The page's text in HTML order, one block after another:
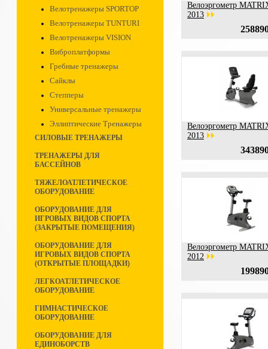
Велотренажеры SPORTOP
Велотренажеры TUNTURI
Велотренажеры VISION
Виброплатформы
Гребные тренажеры
Сайклы
Степперы
Универсальные тренажеры
Эллиптические Тренажеры
СИЛОВЫЕ ТРЕНАЖЕРЫ
ТРЕНАЖЕРЫ ДЛЯ
БАССЕЙНОВ
ТЯЖЕЛОАТЛЕТИЧЕСКОЕ
ОБОРУДОВАНИЕ
ОБОРУДОВАНИЕ ДЛЯ
ИГРОВЫХ ВИДОВ СПОРТА
(ЗАКРЫТЫЕ ПОМЕЩЕНИЯ)
ОБОРУДОВАНИЕ ДЛЯ
ИГРОВЫХ ВИДОВ СПОРТА
(ОТКРЫТЫЕ ПЛОЩАДКИ)
ЛЕГКОАТЛЕТИЧЕСКОЕ
ОБОРУДОВАНИЕ
ГИМНАСТИЧЕСКОЕ
ОБОРУДОВАНИЕ
ОБОРУДОВАНИЕ ДЛЯ
ЕДИНОБОРСТВ
Велоэргометр
2013
Велоэргометр
2013
Велоэргометр
2012